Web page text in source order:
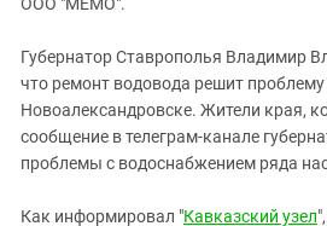
Ростовская область
СКФО
Ставропольский край
Чечня
Губернатор Ставрополья Владимир
что ремонт водовода решит
Новоалександровске. Жители края,
сообщение в телеграм-канале
проблемы с водоснабжением ряда
Как информировал "Кавказский узел